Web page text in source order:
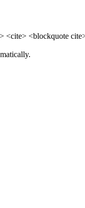
<cite> <blockquote